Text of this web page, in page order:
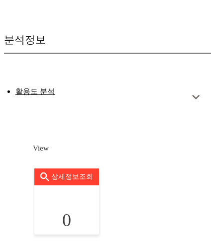
분석정보
활용도 분석
View
상세정보조회
0